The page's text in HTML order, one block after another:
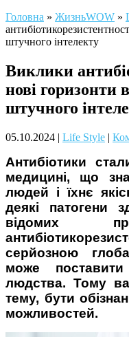
Чому дітям корисно
Материнське вигорання:
собі допомогти
Як підготувати дитину до
навчального року?
Головна » ЖизньWOW »
штучного інтелекту
Виклики
нові горизонти
штучного
05.10.2024 | Life Style |
Антибіотики
медицині, що
людей і їхнє
деякі патогени
відомих
серйозною
може
людства. Тому
тему, бути
можливостей.